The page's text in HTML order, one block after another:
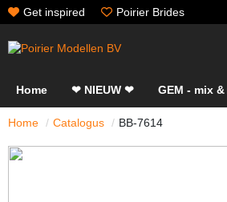
Get inspired Poirier Brides
Home ❤ NIEUW ❤ GEM - mix
Home Catalogus BB-7614